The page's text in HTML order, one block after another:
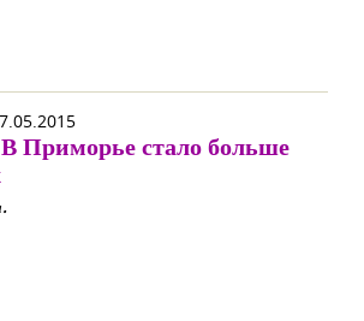
В Приморье стало больше